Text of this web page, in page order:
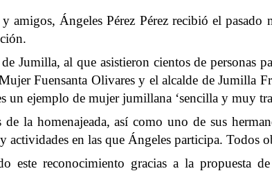
amigos, Ángeles Pérez Pérez recibió el
Jumilla, al que asistieron cientos de personas
Fuensanta Olivares y el alcalde de Jumilla
un ejemplo de mujer jumillana ‘sencilla y muy
la homenajeada, así como uno de sus
actividades en las que Ángeles participa. Todos
este reconocimiento gracias a la propuesta